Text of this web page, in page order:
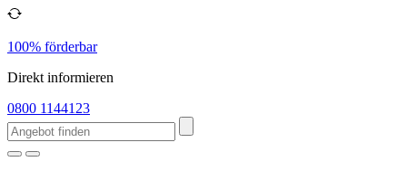
100% förderbar
Direkt informieren
0800 1144123